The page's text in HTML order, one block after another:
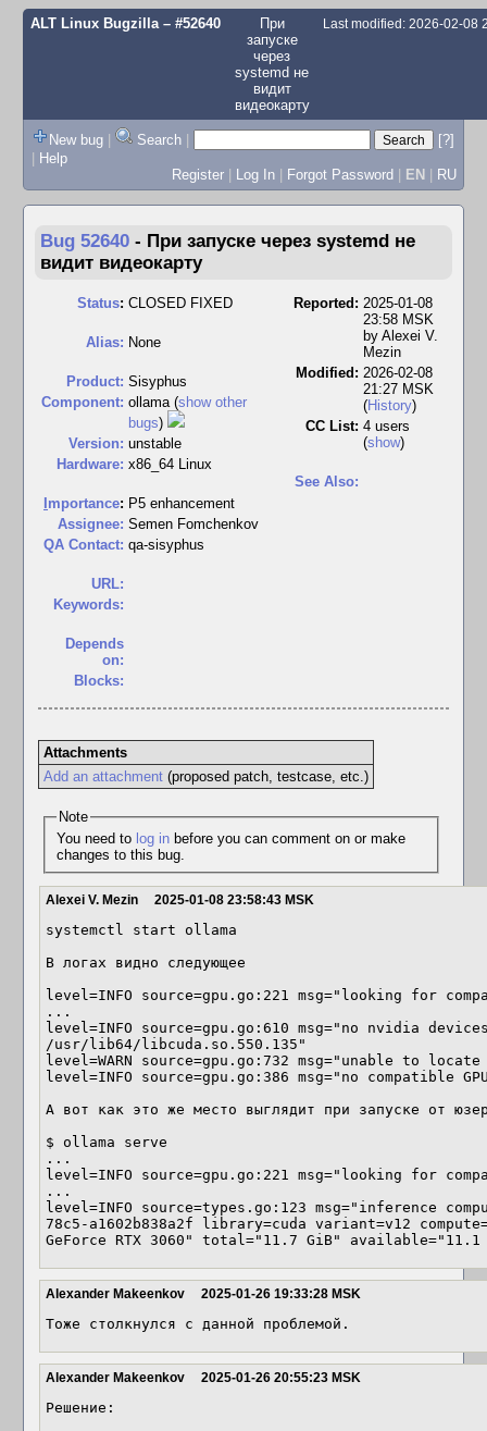
ALT Linux Bugzilla– #52640
При
запуске
через
systemd не
видит
видеокарту
Last modified: 2026-02-08
New bug | Search |
[?]
| Help
Register | Log In | Forgot Password | EN | RU
Bug 52640 - При запуске через systemd не
видит видеокарту
Status: CLOSED FIXED
Alias: None
Product: Sisyphus
Component: ollama (show other
bugs)
Version: unstable
Hardware: x86_64 Linux
mportance: P5 enhancement
Assignee: Semen Fomchenkov
QA Contact: qa-sisyphus
URL:
Keywords:
Depends
on:
Blocks:
Reported: 2025-01-08
23:58 MSK
by Alexei V.
Mezin
Modified: 2026-02-08
21:27 MSK
(History)
CC List: 4 users
(show)
See Also:
Attachments
Add an attachment(proposed patch, testcase, etc.)
Note
You need to log inbefore you can comment on or make
changes to this bug.
Alexei V. Mezin 2025-01-08 23:58:43 MSK
systemctl start ollama
В логах видно следующее
level=INFO source=gpu.go:221 msg="looking for
...
level=INFO source=gpu.go:610 msg="no nvidia
/usr/lib64/libcuda.so.550.135"
level=WARN source=gpu.go:732 msg="unable to
level=INFO source=gpu.go:386 msg="no compatible
А вот как это же место выглядит при запуске от
$ ollama serve
...
level=INFO source=gpu.go:221 msg="looking for
...
level=INFO source=types.go:123 msg="inference
78c5-a1602b838a2f library=cuda variant=v12
GeForce RTX 3060" total="11.7 GiB" available="11.1
Alexander Makeenkov 2025-01-26 19:33:28 MSK
Тоже столкнулся с данной проблемой.
Alexander Makeenkov 2025-01-26 20:55:23 MSK
Решение: